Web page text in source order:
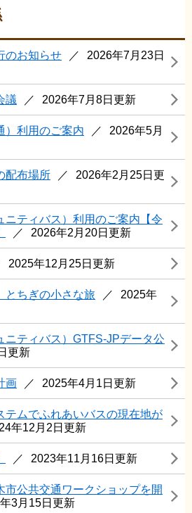
のお知らせ
2026年7月23日
議 2026年7月8日更新
）利用のご案内
2026年5月
配布場所
2026年2月25日更
ニティバス）利用のご案内【令
2026年2月20日更新
2025年12月25日更新
ちぎの小さな旅
2025年
ニティバス）GTFS-JPデータ公
更新
画 2025年4月1日更新
テムでふれあいバスの現在地が
年12月2日更新
2023年11月16日更新
市公共交通ワークショップを開
3月15日更新